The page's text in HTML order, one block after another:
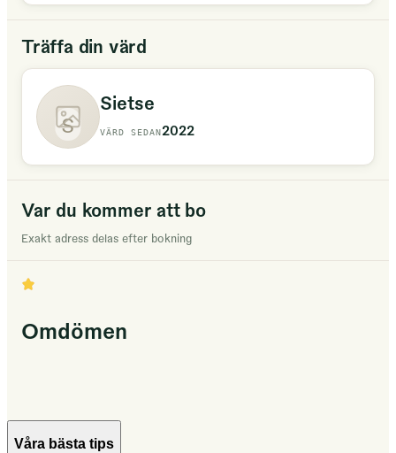
Träffa din värd
S
Sietse
VÄRD SEDAN 2022
Var du kommer att bo
Exakt adress delas efter bokning
Omdömen
Våra bästa tips